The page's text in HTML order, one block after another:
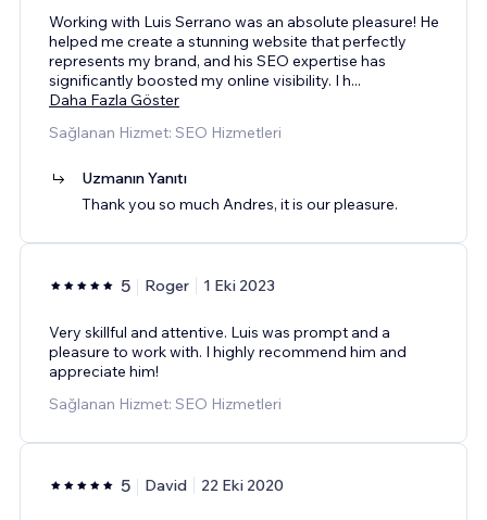
Working with Luis Serrano was an absolute pleasure! He
helped me create a stunning website that perfectly
represents my brand, and his SEO expertise has
significantly boosted my online visibility. I h...
Daha Fazla Göster
Sağlanan Hizmet: SEO Hizmetleri
Uzmanın Yanıtı
Thank you so much Andres, it is our pleasure.
5 Roger 1 Eki 2023
Very skillful and attentive. Luis was prompt and a
pleasure to work with. I highly recommend him and
appreciate him!
Sağlanan Hizmet: SEO Hizmetleri
5 David 22 Eki 2020